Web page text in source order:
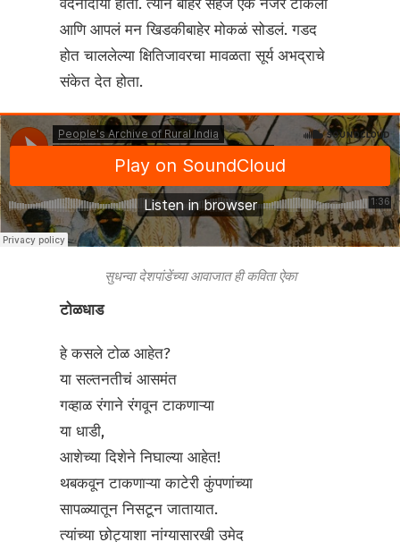
वेदनादायी होती. त्याने बाहेर सहज एक नजर टाकली
आणि आपलं मन खिडकीबाहेर मोकळं सोडलं. गडद
होत चाललेल्या क्षितिजावरचा मावळता सूर्य अभद्राचे
संकेत देत होता.
सुधन्वा देशपांडेंच्या आवाजात ही कविता ऐका
टोळधाड
हे कसले टोळ आहेत?
या सल्तनतीचं आसमंत
गव्हाळ रंगाने रंगवून टाकणाऱ्या
या धाडी,
आशेच्या दिशेने निघाल्या आहेत!
थबकवून टाकणाऱ्या काटेरी कुंपणांच्या
सापळ्यातून निसटून जातायात.
त्यांच्या छोट्याशा नांग्यासारखी उमेद